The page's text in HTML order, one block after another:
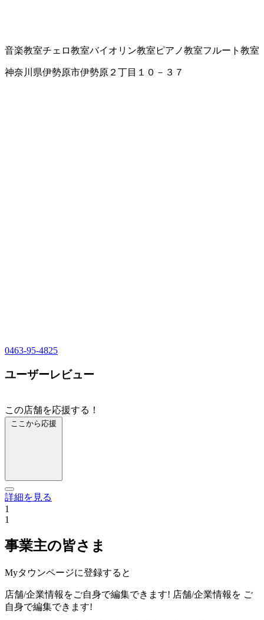
音楽教室チェロ教室バイオリン教室 ピアノ教室フルート教室
神奈川県伊勢原市伊勢原２丁目１０－３７
0463-95-4825
ユーザーレビュー
この店舗を応援する！
ここから応援
詳細を見る
1
1
事業主の皆さま
Myタウンページに登録すると
店舗/企業情報をご自身で編集できます! 店舗/企業情報を ご
自身で編集できます!